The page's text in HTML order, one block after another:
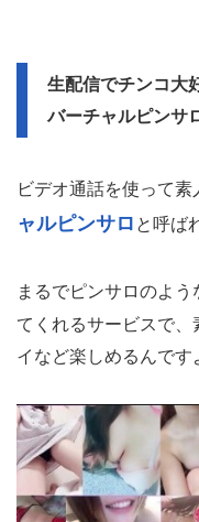
生配信でチンコ大
バーチャルピンサ
ビデオ通話を使って
ャルピンサロ と呼ば
まるでピンサロのよう
てくれるサービスで
イなど楽しめるんです